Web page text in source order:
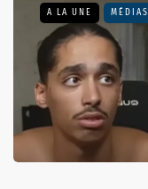
A LA UNE MÉDIAS